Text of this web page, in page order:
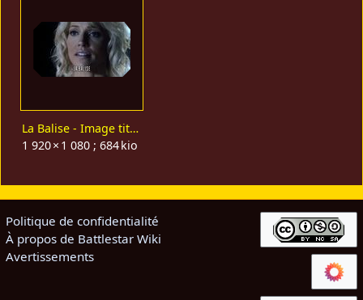
La Balise - Image titre.jpg
1 920 × 1 080 ; 684 kio
Politique de confidentialité
À propos de Battlestar Wiki
Avertissements